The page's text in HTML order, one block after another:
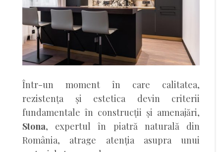
Într-un moment în care calitatea,
rezistența și estetica devin criterii
fundamentale în construcții și amenajări,
Stona, expertul în piatră naturală din
România, atrage atenția asupra unui